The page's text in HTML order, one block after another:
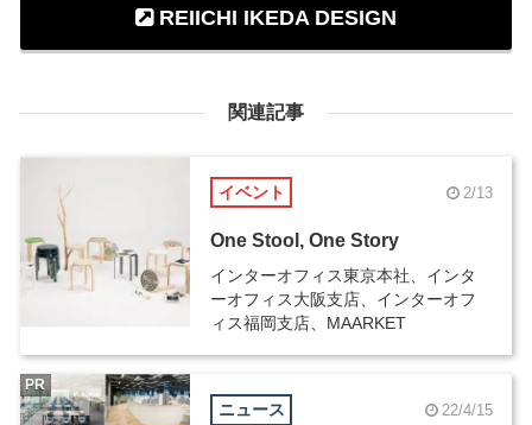
REIICHI IKEDA DESIGN
関連記事
イベント 2/13
One Stool, One Story
インターオフィス東京本社、インタ
ーオフィス大阪支店、インターオフ
ィス福岡支店、MAARKET
ニュース 22/4/15
PR